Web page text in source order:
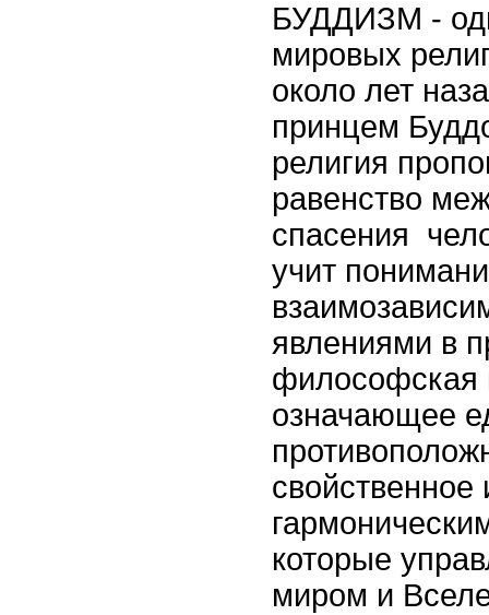
БУДДИЗМ -
мировых
около лет
принцем
религия
равенство
спасения
учит
явлениями в
философская
означающее
свойственное
которые
миром и